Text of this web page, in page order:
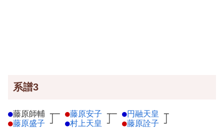
系譜3
●藤原師輔 ┬
●藤原盛子 ┘
─ ●藤原安子 ┬
●村上天皇 ┘
─ ●円融天皇 ┬
●藤原詮子 ┘